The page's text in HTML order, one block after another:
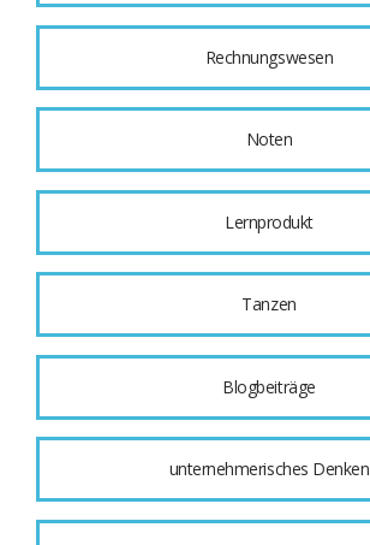
Rechnungswesen
Noten
Lernprodukt
Tanzen
Blogbeiträge
unternehmerisches Denken